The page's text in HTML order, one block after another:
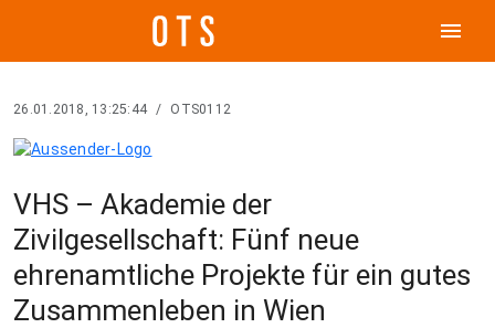
menu
26.01.2018, 13:25:44 / OTS0112
VHS – Akademie der
Zivilgesellschaft: Fünf neue
ehrenamtliche Projekte für ein gutes
Zusammenleben in Wien